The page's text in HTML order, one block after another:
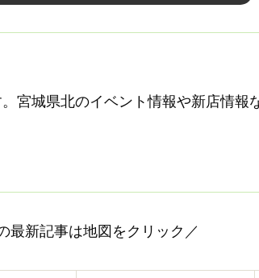
宮城県北のイベント情報や新店情報
最新記事は地図をクリック／